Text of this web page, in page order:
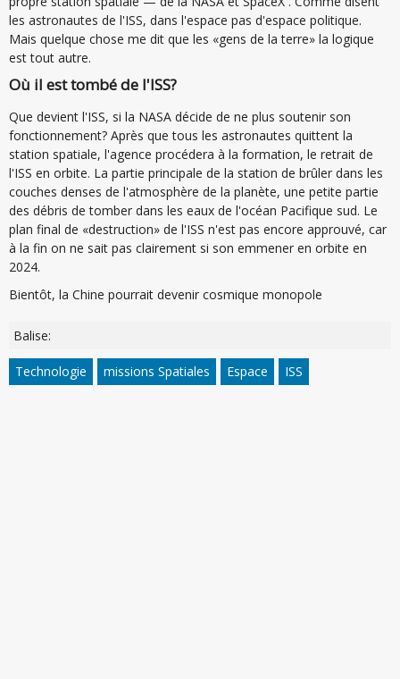
les astronautes de l'ISS, dans l'espace pas d'espace politique.
Mais quelque chose me dit que les «gens de la terre» la logique
est tout autre.
Où il est tombé de l'ISS?
Que devient l'ISS, si la NASA décide de ne plus soutenir son
fonctionnement? Après que tous les astronautes quittent la
station spatiale, l'agence procédera à la formation, le retrait de
l'ISS en orbite. La partie principale de la station de brûler dans les
couches denses de l'atmosphère de la planète, une petite partie
des débris de tomber dans les eaux de l'océan Pacifique sud. Le
plan final de «destruction» de l'ISS n'est pas encore approuvé, car
à la fin on ne sait pas clairement si son emmener en orbite en
2024.
Bientôt, la Chine pourrait devenir cosmique monopole
Balise:
Technologie missions Spatiales Espace ISS